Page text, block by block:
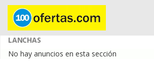
LANCHAS
No hay anuncios en esta sección